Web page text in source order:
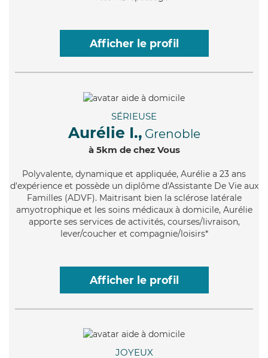
Afficher le profil
SÉRIEUSE
Aurélie I., Grenoble
à 5km de chez Vous
Polyvalente, dynamique et appliquée, Aurélie a 23 ans
d'expérience et possède un diplôme d'Assistante De Vie aux
Familles (ADVF). Maitrisant bien la sclérose latérale
amyotrophique et les soins médicaux à domicile, Aurélie
apporte ses services de activités, courses/livraison,
lever/coucher et compagnie/loisirs*
Afficher le profil
JOYEUX